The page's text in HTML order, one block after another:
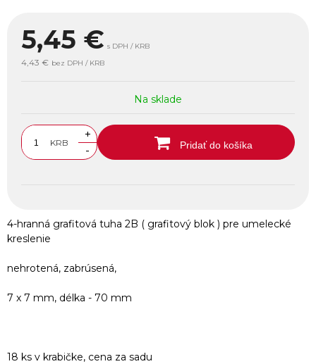
5,45 € s DPH / KRB
4,43 € bez DPH / KRB
Na sklade
KRB
+
-
Pridať do košíka
4-hranná grafitová tuha 2B ( grafitový blok ) pre umelecké
kreslenie
nehrotená, zabrúsená,
7 x 7 mm, délka - 70 mm
18 ks v krabičke, cena za sadu